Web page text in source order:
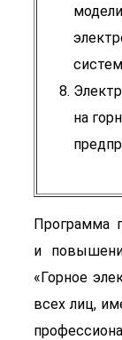
систем
на
Программа
и
«Горное
всех лиц,